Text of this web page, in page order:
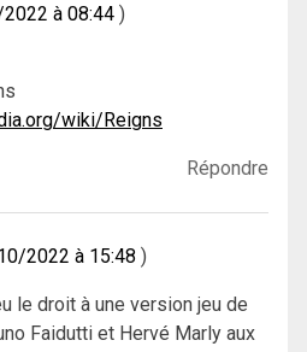
à 08:44
wiki/Reigns
Répondre
2022 à 15:48
le droit à une version jeu de
Faidutti et Hervé Marly aux